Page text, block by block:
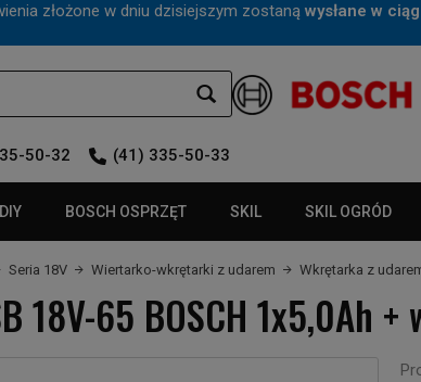
złożone w dniu dzisiejszym zostaną wysłane w
50-32 (41) 335-50-33
BOSCH OSPRZĘT SKIL SKIL OGRÓD
Seria 18V Wiertarko-wkrętarki z udarem Wkrętarka z
18V-65 BOSCH 1x5,0Ah +